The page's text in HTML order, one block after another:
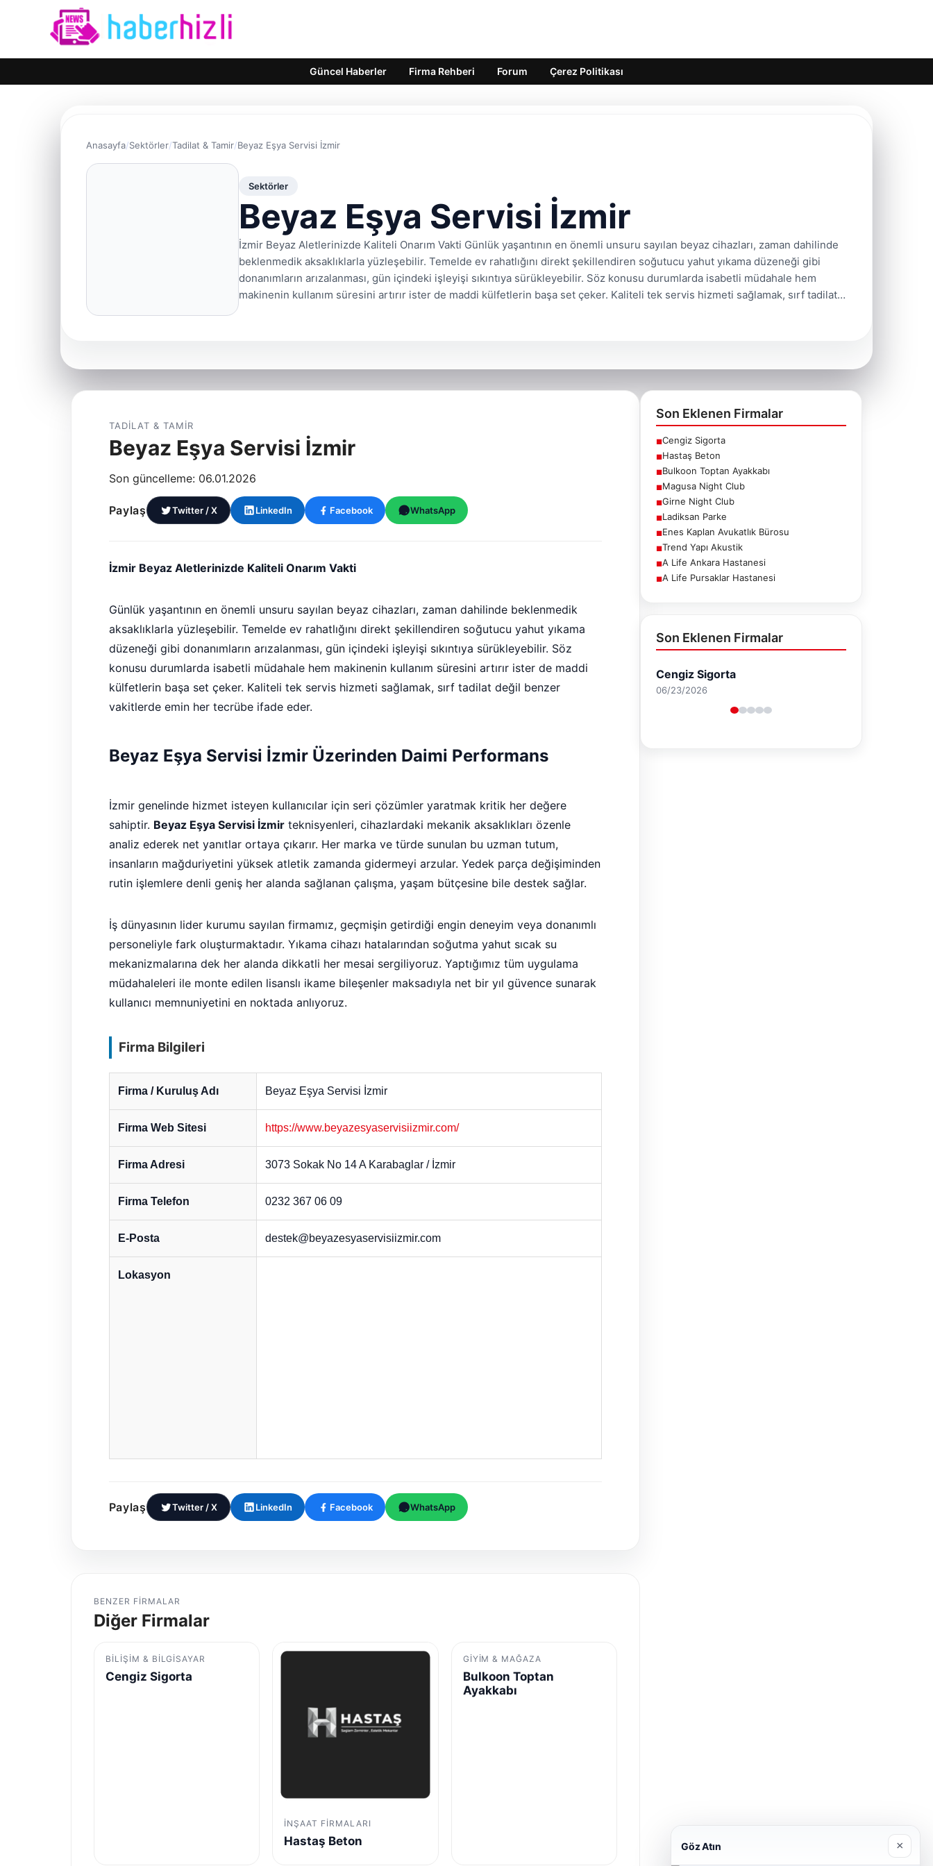
Güncel Haberler Firma Rehberi Forum Çerez Politikası
Anasayfa Sektörler Tadilat & Tamir Beyaz Eşya Servisi İzmir
Sektörler
Beyaz Eşya Servisi İzmir
İzmir Beyaz Aletlerinizde Kaliteli Onarım Vakti Günlük yaşantının en önemli unsuru sayılan beyaz cihazları, zaman dahilinde
beklenmedik aksaklıklarla yüzleşebilir. Temelde ev rahatlığını direkt şekillendiren soğutucu yahut yıkama düzeneği gibi
donanımların arızalanması, gün içindeki işleyişi sıkıntıya sürükleyebilir. Söz konusu durumlarda isabetli müdahale hem
makinenin kullanım süresini artırır ister de maddi külfetlerin başa set çeker. Kaliteli tek servis hizmeti sağlamak, sırf tadilat…
TADILAT & TAMIR
Beyaz Eşya Servisi İzmir
Son güncelleme: 06.01.2026
Paylaş Twitter / X LinkedIn Facebook WhatsApp
İzmir Beyaz Aletlerinizde Kaliteli Onarım Vakti
Günlük yaşantının en önemli unsuru sayılan beyaz cihazları, zaman dahilinde beklenmedik
aksaklıklarla yüzleşebilir. Temelde ev rahatlığını direkt şekillendiren soğutucu yahut yıkama
düzeneği gibi donanımların arızalanması, gün içindeki işleyişi sıkıntıya sürükleyebilir. Söz
konusu durumlarda isabetli müdahale hem makinenin kullanım süresini artırır ister de maddi
külfetlerin başa set çeker. Kaliteli tek servis hizmeti sağlamak, sırf tadilat değil benzer
vakitlerde emin her tecrübe ifade eder.
Beyaz Eşya Servisi İzmir Üzerinden Daimi Performans
İzmir genelinde hizmet isteyen kullanıcılar için seri çözümler yaratmak kritik her değere
sahiptir. Beyaz Eşya Servisi İzmirteknisyenleri, cihazlardaki mekanik aksaklıkları özenle
analiz ederek net yanıtlar ortaya çıkarır. Her marka ve türde sunulan bu uzman tutum,
insanların mağduriyetini yüksek atletik zamanda gidermeyi arzular. Yedek parça değişiminden
rutin işlemlere denli geniş her alanda sağlanan çalışma, yaşam bütçesine bile destek sağlar.
İş dünyasının lider kurumu sayılan firmamız, geçmişin getirdiği engin deneyim veya donanımlı
personeliyle fark oluşturmaktadır. Yıkama cihazı hatalarından soğutma yahut sıcak su
mekanizmalarına dek her alanda dikkatli her mesai sergiliyoruz. Yaptığımız tüm uygulama
müdahaleleri ile monte edilen lisanslı ikame bileşenler maksadıyla net bir yıl güvence sunarak
kullanıcı memnuniyetini en noktada anlıyoruz.
Firma Bilgileri
Firma / Kuruluş Adı Beyaz Eşya Servisi İzmir
Firma Web Sitesi https://www.beyazesyaservisiizmir.com/
Firma Adresi 3073 Sokak No 14 A Karabaglar / İzmir
Firma Telefon 0232 367 06 09
E-Posta destek@beyazesyaservisiizmir.com
Lokasyon
Paylaş Twitter / X LinkedIn Facebook WhatsApp
BENZER FIRMALAR
Diğer Firmalar
BILIŞIM & BILGISAYAR
Cengiz Sigorta
İNŞAAT FIRMALARI
Hastaş Beton
GIYIM & MAĞAZA
Bulkoon Toptan
Ayakkabı
Son Eklenen Firmalar
■Cengiz Sigorta
■Hastaş Beton
■Bulkoon Toptan Ayakkabı
■Magusa Night Club
■Girne Night Club
■Ladiksan Parke
■Enes Kaplan Avukatlık Bürosu
■Trend Yapı Akustik
■A Life Ankara Hastanesi
■A Life Pursaklar Hastanesi
Son Eklenen Firmalar
Cengiz Sigorta
06/23/2026
Göz Atın ×